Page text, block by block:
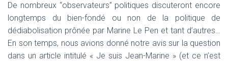
T
I
O
De nombreux “observateurs” politiques discuteront encore
longtemps du bien-fondé ou non de la politique de
dédiabolisation prônée par Marine Le Pen et tant d’autres…
En son temps, nous avions donné notre avis sur la question
dans un article intitulé « Je suis Jean-Marine » (et ce n’est